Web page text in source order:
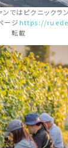
ンではピクニックラ
ージ https://
転載